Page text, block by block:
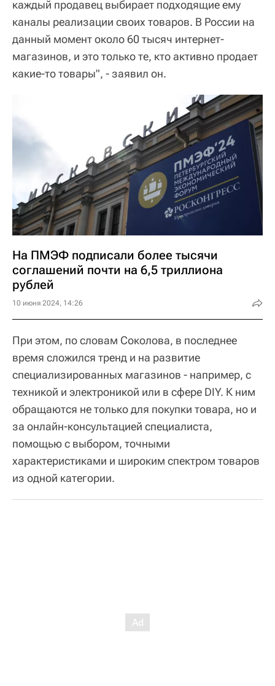
каждый продавец выбирает подходящие ему
каналы реализации своих товаров. В России на
данный момент около 60 тысяч интернет-
магазинов, и это только те, кто активно продает
какие-то товары", - заявил он.
На ПМЭФ подписали более тысячи
соглашений почти на 6,5 триллиона
рублей
10 июня 2024, 14:26
При этом, по словам Соколова, в последнее
время сложился тренд и на развитие
специализированных магазинов - например, с
техникой и электроникой или в сфере DIY. К ним
обращаются не только для покупки товара, но и
за онлайн-консультацией специалиста,
помощью с выбором, точными
характеристиками и широким спектром товаров
из одной категории.